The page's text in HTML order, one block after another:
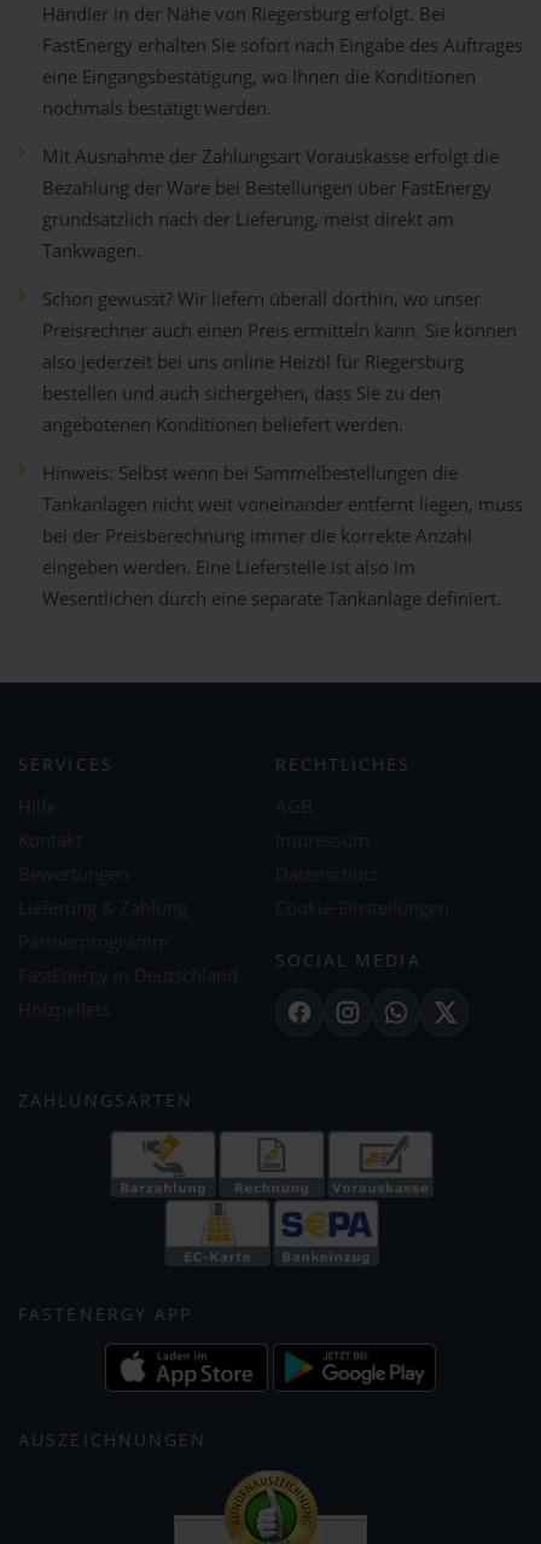
Händler in der Nähe von Riegersburg erfolgt. Bei
FastEnergy erhalten Sie sofort nach Eingabe des Auftrages
eine Eingangsbestätigung, wo Ihnen die Konditionen
nochmals bestätigt werden.
Mit Ausnahme der Zahlungsart Vorauskasse erfolgt die
Bezahlung der Ware bei Bestellungen über FastEnergy
grundsätzlich nach der Lieferung, meist direkt am
Tankwagen.
Schon gewusst? Wir liefern überall dorthin, wo unser
Preisrechner auch einen Preis ermitteln kann. Sie können
also jederzeit bei uns online Heizöl für Riegersburg
bestellen und auch sichergehen, dass Sie zu den
angebotenen Konditionen beliefert werden.
Hinweis: Selbst wenn bei Sammelbestellungen die
Tankanlagen nicht weit voneinander entfernt liegen, muss
bei der Preisberechnung immer die korrekte Anzahl
eingeben werden. Eine Lieferstelle ist also im
Wesentlichen durch eine separate Tankanlage definiert.
SERVICES RECHTLICHES
SOCIAL MEDIA
FacebookInstagramWhatsApp
X
ZAHLUNGSARTEN
FASTENERGY APP
AUSZEICHNUNGEN